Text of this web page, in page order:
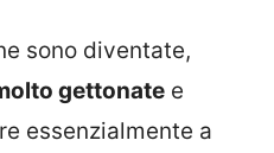
sono diventate,
gettonate e
essenzialmente a